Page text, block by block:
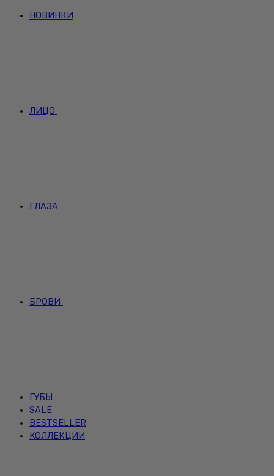
НОВИНКИ
ЛИЦО
ГЛАЗА
БРОВИ
ГУБЫ
SALE
BESTSELLER
КОЛЛЕКЦИИ